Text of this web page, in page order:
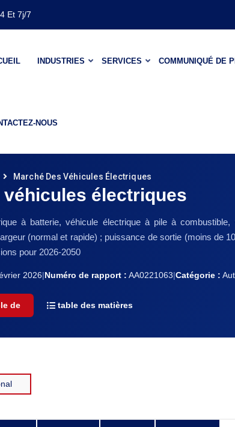
Et 7j/7
INDUSTRIES SERVICES COMMUNIQUÉ DE
NOUS
Marché Des Véhicules Électriques
véhicules électriques
à batterie, véhicule électrique à pile à
(normal et rapide) ; puissance de sortie (moins de
pour 2026-2050
2026|Numéro de rapport : AA0221063|Catégorie :
de table des matières